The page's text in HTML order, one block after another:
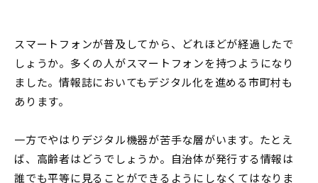
スマートフォンが普及してから、どれほどが経過したで
しょうか。多くの人がスマートフォンを持つようになり
ました。情報誌においてもデジタル化を進める市町村も
あります。
一方でやはりデジタル機器が苦手な層がいます。たとえ
ば、高齢者はどうでしょうか。自治体が発行する情報は
誰でも平等に見ることができるようにしなくてはなりま